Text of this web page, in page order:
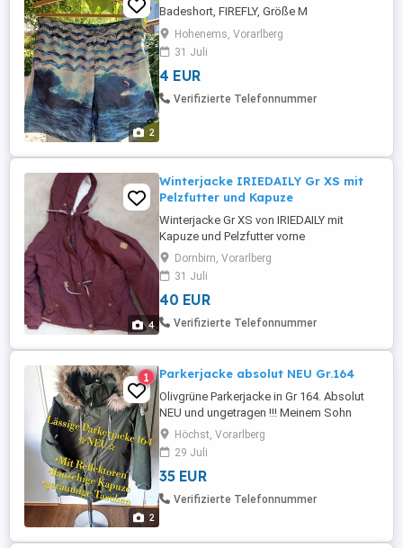
2
Badeshort, FIREFLY, Größe M
Hohenems, Vorarlberg
31 Juli
4 EUR
Verifizierte Telefonnummer
4
Winterjacke IRIEDAILY Gr XS mit
Pelzfutter und Kapuze
Winterjacke Gr XS von IRIEDAILY mit
Kapuze und Pelzfutter vorne
Reißverschluss mit Knopfleiste 2
Eingriffstaschen sowie Kordelzug in der
Taille wenig getragen
Dornbirn, Vorarlberg
31 Juli
40 EUR
Verifizierte Telefonnummer
2
1 Parkerjacke absolut NEU Gr.164
Olivgrüne Parkerjacke in Gr 164. Absolut
NEU und ungetragen !!! Meinem Sohn
gefällt sie leider nicht. Abzuholen in
Höchst aus einem Tier-und rauchfreien
Haushalt.
Höchst, Vorarlberg
29 Juli
35 EUR
Verifizierte Telefonnummer